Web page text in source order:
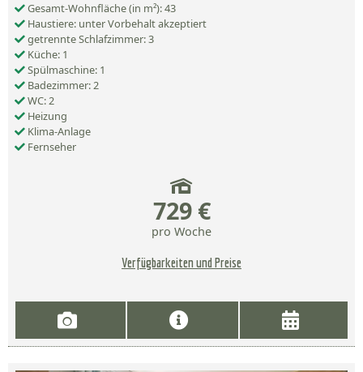
Gesamt-Wohnfläche (in m²): 43
Haustiere: unter Vorbehalt akzeptiert
getrennte Schlafzimmer: 3
Küche: 1
Spülmaschine: 1
Badezimmer: 2
WC: 2
Heizung
Klima-Anlage
Fernseher
729 €
pro Woche
Verfügbarkeiten und Preise